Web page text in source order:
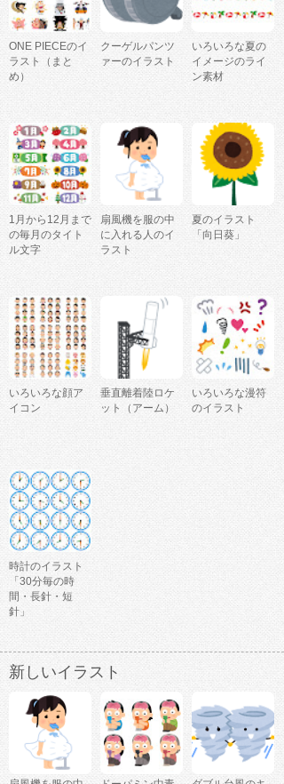
ONE PIECEのイ
ラスト（まと
め）
クーゲルパンツ
ァーのイラスト
いろいろな夏の
イメージのライ
ン素材
1月から12月まで
の毎月のタイト
ル文字
扇風機を服の中
に入れる人のイ
ラスト
夏のイラスト
「向日葵」
いろいろな顔ア
イコン
垂直離着陸ロケ
ット（アーム）
いろいろな漫符
のイラスト
時計のイラスト
「30分毎の時
間・長針・短
針」
新しいイラスト